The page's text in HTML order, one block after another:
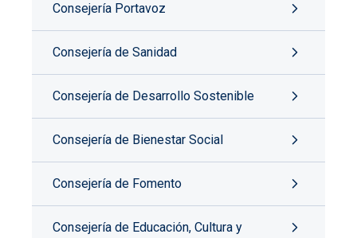
Consejería Portavoz
Consejería de Sanidad
Consejería de Desarrollo Sostenible
Consejería de Bienestar Social
Consejería de Fomento
Consejería de Educación, Cultura y